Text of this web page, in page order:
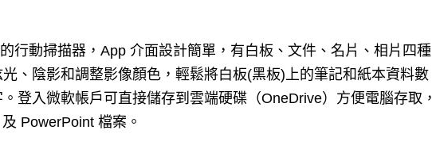
行動掃描器，App 介面設計簡單，有白板、文件、名片、相片四種
、陰影和調整影像顏色，輕鬆將白板(黑板)上的筆記和紙本資料數
登入微軟帳戶可直接儲存到雲端硬碟（OneDrive）方便電腦存取，
PowerPoint 檔案。